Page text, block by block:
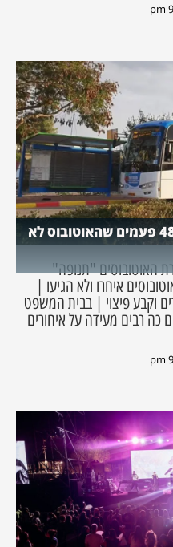
שערוריית תנופה: נוסע תיעד 48 פעמים שהאוטובוס לא
האוטובוסים "תנופה"
בהם האוטובוסים איחרו ולא הגיעו |
השופט האמין ל-23 מקרים וקבע פיצוי | בבית המשפט
רבים מעידה על איחורים